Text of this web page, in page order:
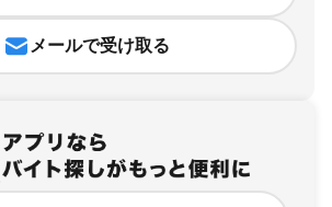
メールで受け取る